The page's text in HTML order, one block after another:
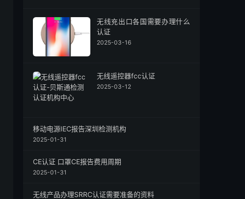
无线充出口各国需要办理什么
认证
2025-03-16
无线遥控器fcc认证
2025-03-12
移动电源IEC报告深圳检测机构
2025-01-31
CE认证 口罩CE报告费用周期
2025-01-31
无线产品办理SRRC认证需要准备的资料